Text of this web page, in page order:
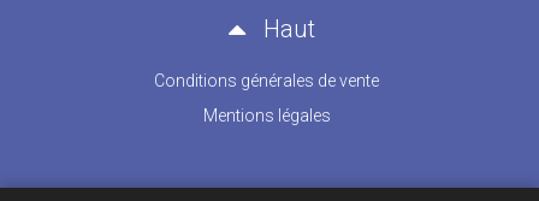
Haut
Conditions générales de vente
Mentions légales